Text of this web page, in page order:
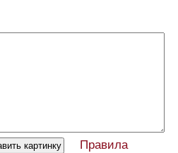
Правила